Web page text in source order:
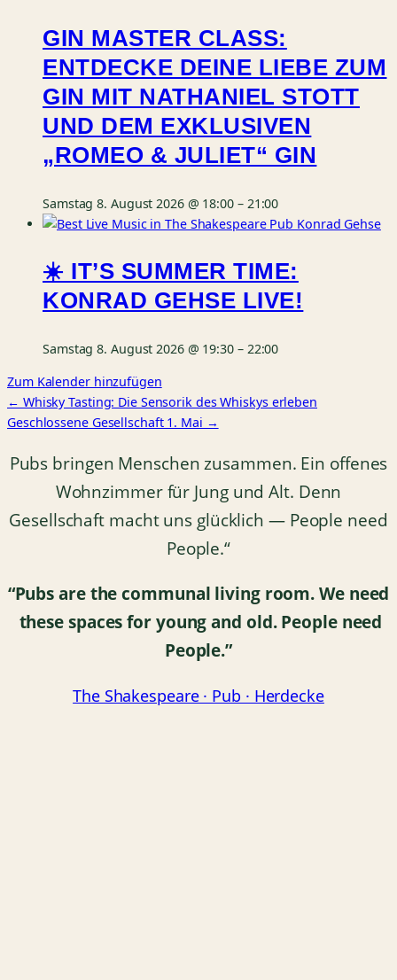
GIN MASTER CLASS:
ENTDECKE DEINE LIEBE ZUM
GIN MIT NATHANIEL STOTT
UND DEM EXKLUSIVEN
„ROMEO & JULIET“ GIN
Samstag 8. August 2026 @ 18:00 – 21:00
☀️ IT’S SUMMER TIME:
KONRAD GEHSE LIVE!
Samstag 8. August 2026 @ 19:30 – 22:00
Zum Kalender hinzufügen
← Whisky Tasting: Die Sensorik des Whiskys erleben
Geschlossene Gesellschaft 1. Mai →
Pubs bringen Menschen zusammen. Ein offenes
Wohnzimmer für Jung und Alt. Denn
Gesellschaft macht uns glücklich — People need
People.“
“Pubs are the communal living room.We need
these spaces for young and old.People need
People.”
The Shakespeare · Pub · Herdecke